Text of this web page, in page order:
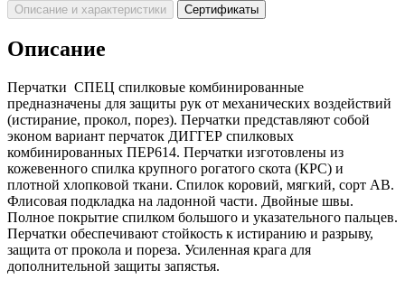
Описание и характеристики Сертификаты
Описание
Перчатки СПЕЦ спилковые комбинированные
предназначены для защиты рук от механических воздействий
(истирание, прокол, порез). Перчатки представляют собой
эконом вариант перчаток ДИГГЕР спилковых
комбинированных ПЕР614. Перчатки изготовлены из
кожевенного спилка крупного рогатого скота (КРС) и
плотной хлопковой ткани. Спилок коровий, мягкий, сорт АВ.
Флисовая подкладка на ладонной части. Двойные швы.
Полное покрытие спилком большого и указательного пальцев.
Перчатки обеспечивают стойкость к истиранию и разрыву,
защита от прокола и пореза. Усиленная крага для
дополнительной защиты запястья.